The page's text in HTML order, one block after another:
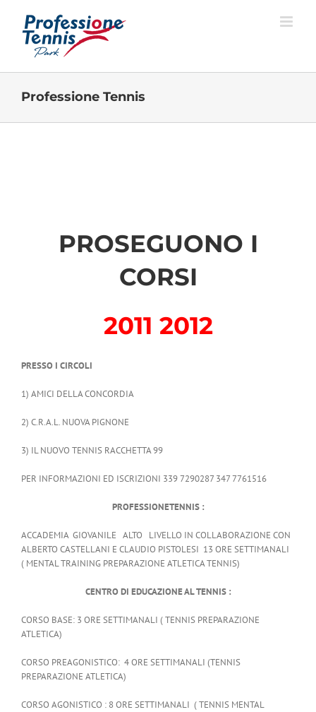
contenuto
Professione Tennis
PROSEGUONO I
CORSI
2011 2012
PRESSO I CIRCOLI
1) AMICI DELLA CONCORDIA
2) C.R.A.L. NUOVA PIGNONE
3) IL NUOVO TENNIS RACCHETTA 99
PER INFORMAZIONI ED ISCRIZIONI 339 7290287 347 7761516
PROFESSIONETENNIS :
ACCADEMIA GIOVANILE ALTO LIVELLO IN COLLABORAZIONE CON
ALBERTO CASTELLANI E CLAUDIO PISTOLESI 13 ORE SETTIMANALI
( MENTAL TRAINING PREPARAZIONE ATLETICA TENNIS)
CENTRO DI EDUCAZIONE AL TENNIS :
CORSO BASE: 3 ORE SETTIMANALI ( TENNIS PREPARAZIONE
ATLETICA)
CORSO PREAGONISTICO: 4 ORE SETTIMANALI (TENNIS
PREPARAZIONE ATLETICA)
CORSO AGONISTICO : 8 ORE SETTIMANALI ( TENNIS MENTAL